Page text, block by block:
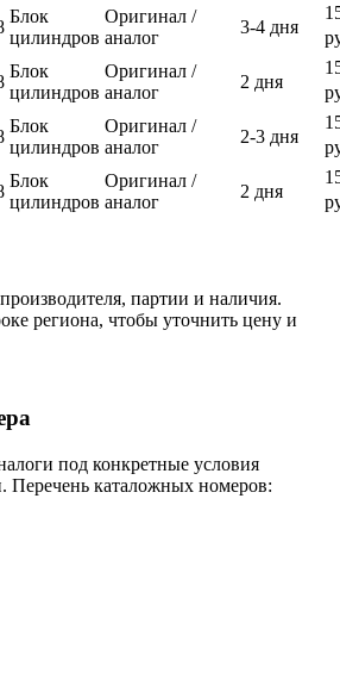
Блок
цилиндров
Оригинал /
аналог
3-4 дня
Блок
цилиндров
Оригинал /
аналог
2 дня
Блок
цилиндров
Оригинал /
аналог
2-3 дня
Блок
цилиндров
Оригинал /
аналог
2 дня
партии и наличия.
региона, чтобы уточнить цену и
под конкретные условия
Перечень каталожных номеров: